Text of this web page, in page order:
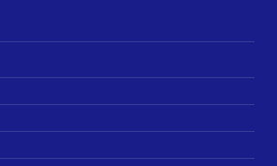
Comerciantes de Novo Gama